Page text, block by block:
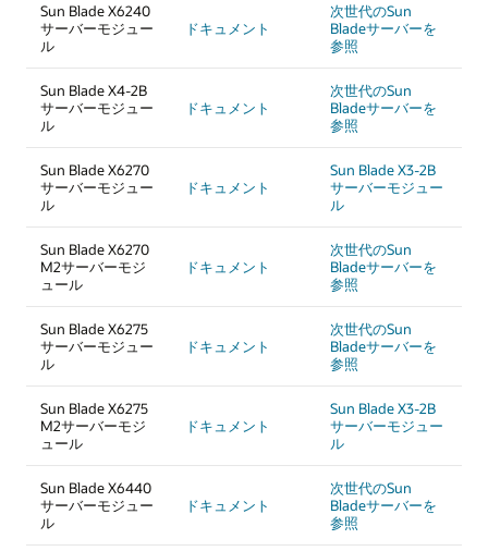
Sun Blade X6240
サーバーモジュー
ル
ドキュメント
次世代のSun
Bladeサーバーを
参照
Sun Blade X4-2B
サーバーモジュー
ル
ドキュメント
次世代のSun
Bladeサーバーを
参照
Sun Blade X6270
サーバーモジュー
ル
ドキュメント
Sun Blade X3-2B
サーバーモジュー
ル
Sun Blade X6270
M2サーバーモジ
ュール
ドキュメント
次世代のSun
Bladeサーバーを
参照
Sun Blade X6275
サーバーモジュー
ル
ドキュメント
次世代のSun
Bladeサーバーを
参照
Sun Blade X6275
M2サーバーモジ
ュール
ドキュメント
Sun Blade X3-2B
サーバーモジュー
ル
Sun Blade X6440
サーバーモジュー
ル
ドキュメント
次世代のSun
Bladeサーバーを
参照